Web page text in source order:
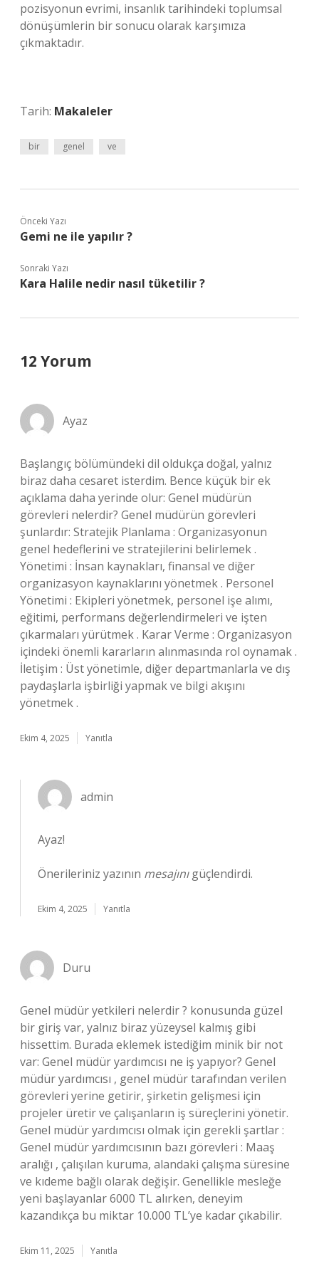
pozisyonun evrimi, insanlık tarihindeki toplumsal
dönüşümlerin bir sonucu olarak karşımıza
çıkmaktadır.
Tarih: Makaleler
bir genel ve
Önceki Yazı
Gemi ne ile yapılır ?
Sonraki Yazı
Kara Halile nedir nasıl tüketilir ?
12 Yorum
Ayaz
Başlangıç bölümündeki dil oldukça doğal, yalnız
biraz daha cesaret isterdim. Bence küçük bir ek
açıklama daha yerinde olur: Genel müdürün
görevleri nelerdir? Genel müdürün görevleri
şunlardır: Stratejik Planlama : Organizasyonun
genel hedeflerini ve stratejilerini belirlemek .
Yönetimi : İnsan kaynakları, finansal ve diğer
organizasyon kaynaklarını yönetmek . Personel
Yönetimi : Ekipleri yönetmek, personel işe alımı,
eğitimi, performans değerlendirmeleri ve işten
çıkarmaları yürütmek . Karar Verme : Organizasyon
içindeki önemli kararların alınmasında rol oynamak .
İletişim : Üst yönetimle, diğer departmanlarla ve dış
paydaşlarla işbirliği yapmak ve bilgi akışını
yönetmek .
Ekim 4, 2025 Yanıtla
admin
Ayaz!
Önerileriniz yazının mesajınıgüçlendirdi.
Ekim 4, 2025 Yanıtla
Duru
Genel müdür yetkileri nelerdir ? konusunda güzel
bir giriş var, yalnız biraz yüzeysel kalmış gibi
hissettim. Burada eklemek istediğim minik bir not
var: Genel müdür yardımcısı ne iş yapıyor? Genel
müdür yardımcısı , genel müdür tarafından verilen
görevleri yerine getirir, şirketin gelişmesi için
projeler üretir ve çalışanların iş süreçlerini yönetir.
Genel müdür yardımcısı olmak için gerekli şartlar :
Genel müdür yardımcısının bazı görevleri : Maaş
aralığı , çalışılan kuruma, alandaki çalışma süresine
ve kıdeme bağlı olarak değişir. Genellikle mesleğe
yeni başlayanlar 6000 TL alırken, deneyim
kazandıkça bu miktar 10.000 TL’ye kadar çıkabilir.
Ekim 11, 2025 Yanıtla